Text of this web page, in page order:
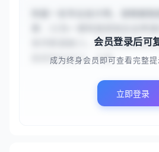
务尽职调查}}，针对的目标企
技初创企业}}，以及...
会员登录后可
成为终身会员即可查看完整
立即登录